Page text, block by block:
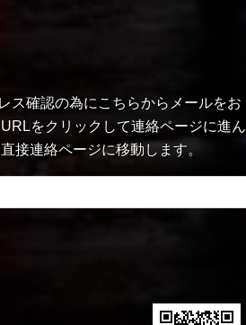
ス確認の為にこちらからメールをお
をクリックして連絡ページに進ん
接連絡ページに移動します。